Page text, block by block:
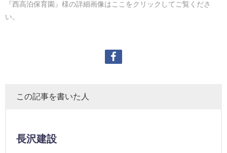
『西高泊保育園』様の詳細画像はここをクリックしてご覧くださ
い。
この記事を書いた人
長沢建設